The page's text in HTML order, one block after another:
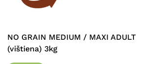
NO GRAIN MEDIUM / MAXI ADULT
(vištiena) 3kg